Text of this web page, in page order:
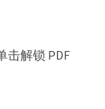
击解锁 PDF